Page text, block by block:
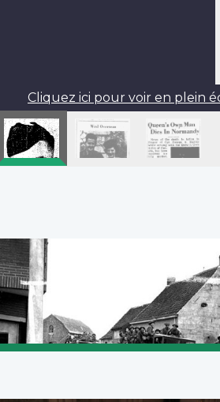
Cliquez ici pour voir en plein
Pagination
Page
précédente
‹‹